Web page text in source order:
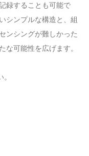
録することも可能で
シンプルな構造と、組
ンシングが難しかった
な可能性を広げます。